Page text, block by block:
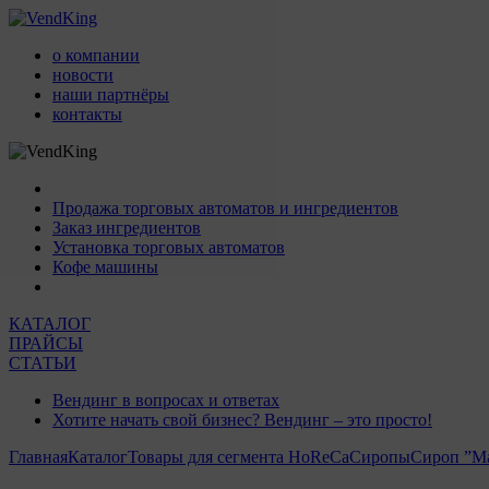
о компании
новости
наши партнёры
контакты
Продажа торговых автоматов и ингредиентов
Заказ ингредиентов
Установка торговых автоматов
Кофе машины
КАТАЛОГ
ПРАЙСЫ
СТАТЬИ
Вендинг в вопросах и ответах
Хотите начать свой бизнес? Вендинг – это просто!
ГлавнаяКаталогТовары для сегмента HoReCaСиропыСироп